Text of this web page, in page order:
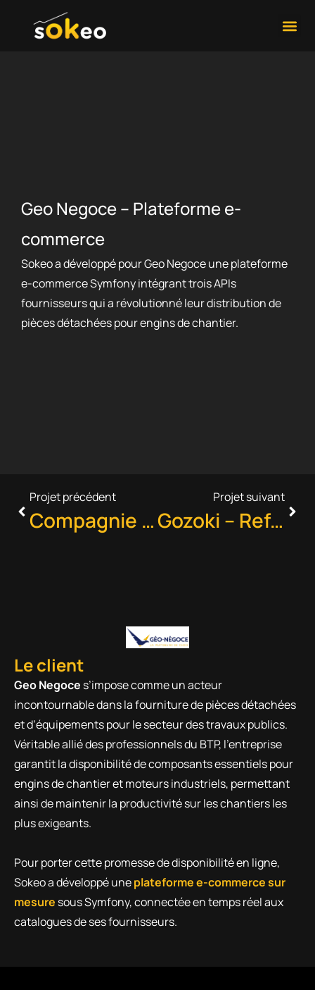
Geo Negoce – Plateforme e-
commerce
Sokeo a développé pour Geo Negoce une plateforme
e-commerce Symfony intégrant trois APIs
fournisseurs qui a révolutionné leur distribution de
pièces détachées pour engins de chantier.
Projet précédent
Compagnie des Autocars – CRM sur-mesure
Projet suivant
Gozoki – Refonte logiciel
Le client
Geo Negoce s’impose comme un acteur
incontournable dans la fourniture de pièces détachées
et d’équipements pour le secteur des travaux publics.
Véritable allié des professionnels du BTP, l’entreprise
garantit la disponibilité de composants essentiels pour
engins de chantier et moteurs industriels, permettant
ainsi de maintenir la productivité sur les chantiers les
plus exigeants.
Pour porter cette promesse de disponibilité en ligne,
Sokeo a développé uneplateforme e-commerce sur
mesure sous Symfony, connectée en temps réel aux
catalogues de ses fournisseurs.